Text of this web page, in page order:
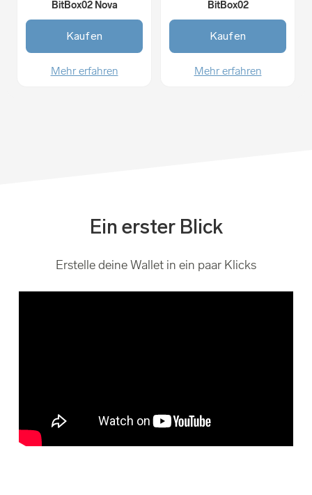
Kaufen
Mehr erfahren
Kaufen
Mehr erfahren
Ein erster Blick
Erstelle deine Wallet in ein paar Klicks